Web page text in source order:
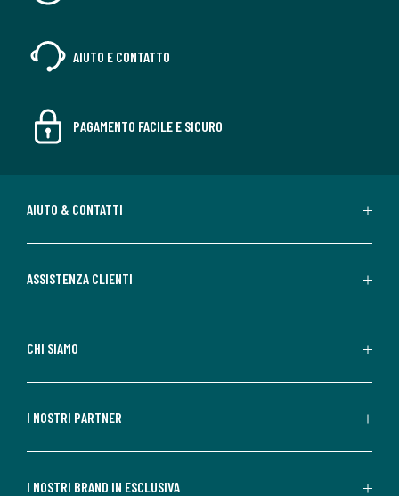
AIUTO E CONTATTO
PAGAMENTO FACILE E SICURO
AIUTO & CONTATTI
ASSISTENZA CLIENTI
CHI SIAMO
I NOSTRI PARTNER
I NOSTRI BRAND IN ESCLUSIVA